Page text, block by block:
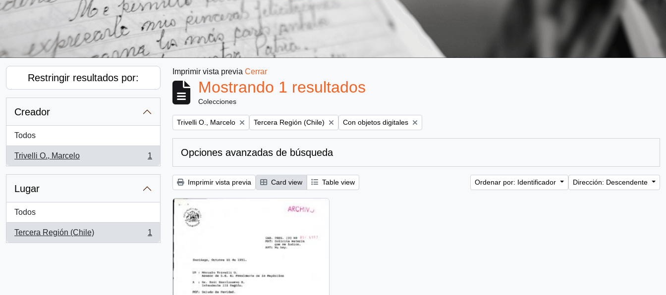
Restringir resultados por:
Creador
Todos
Trivelli O., Marcelo
, 1 resultados
1
Lugar
Todos
Tercera Región (Chile)
, 1 resultados
1
Imprimir vista previa Cerrar
Mostrando 1 resultados
Colecciones
Remove filter:
Trivelli O., Marcelo Remove filter:
Tercera Región (Chile) Remove filter:
Con objetos digitales
Opciones avanzadas de búsqueda
Imprimir vista previa Card view Table view Ordenar por: Identificador Dirección: Descendente